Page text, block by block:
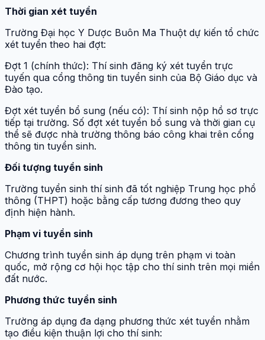
Thời gian xét tuyển
Trường Đại học Y Dược Buôn Ma Thuột dự kiến tổ chức
xét tuyển theo hai đợt:
Đợt 1 (chính thức): Thí sinh đăng ký xét tuyển trực
tuyến qua cổng thông tin tuyển sinh của Bộ Giáo dục và
Đào tạo.
Đợt xét tuyển bổ sung (nếu có): Thí sinh nộp hồ sơ trực
tiếp tại trường. Số đợt xét tuyển bổ sung và thời gian cụ
thể sẽ được nhà trường thông báo công khai trên cổng
thông tin tuyển sinh.
Đối tượng tuyển sinh
Trường tuyển sinh thí sinh đã tốt nghiệp Trung học phổ
thông (THPT) hoặc bằng cấp tương đương theo quy
định hiện hành.
Phạm vi tuyển sinh
Chương trình tuyển sinh áp dụng trên phạm vi toàn
quốc, mở rộng cơ hội học tập cho thí sinh trên mọi miền
đất nước.
Phương thức tuyển sinh
Trường áp dụng đa dạng phương thức xét tuyển nhằm
tạo điều kiện thuận lợi cho thí sinh: